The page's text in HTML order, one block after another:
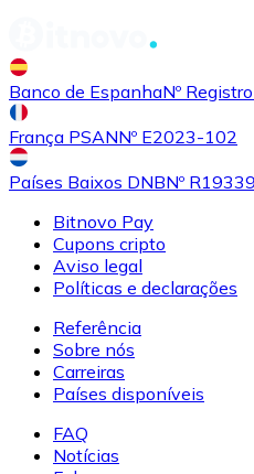
Banco de EspanhaNº
França PSANNº E2023-102
Países Baixos DNBNº
Bitnovo Pay
Cupons cripto
Aviso legal
Políticas e declarações
Referência
Sobre nós
Carreiras
Países disponíveis
FAQ
Notícias